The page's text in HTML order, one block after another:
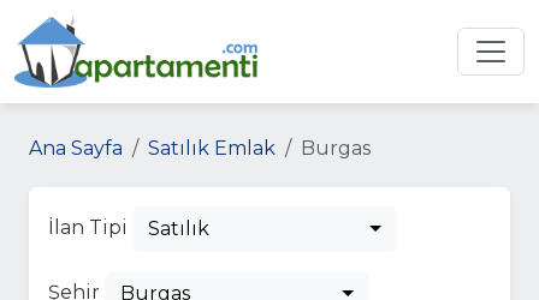
Ana Sayfa Satılık Emlak Burgas
İlan Tipi Satılık
Şehir Burgas